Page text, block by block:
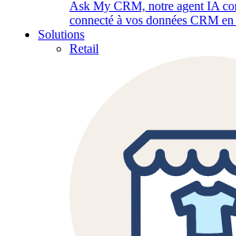
Ask My CRM, notre agent IA
connecté à vos données CRM en
Solutions
Retail